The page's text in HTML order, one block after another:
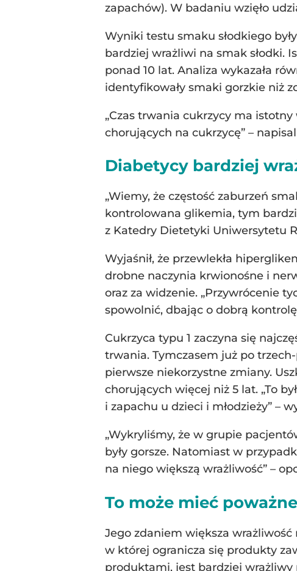
zapachów). W badaniu wzięło
Wyniki testu smaku słodkiego
bardziej wrażliwi na smak słodki.
ponad 10 lat. Analiza wykazała
identyfikowały smaki gorzkie niż
„Czas trwania cukrzycy ma
chorujących na cukrzycę” –
Diabetycy bardziej
„Wiemy, że częstość zaburzeń
kontrolowana glikemia, tym
z Katedry Dietetyki Uniwersytetu
Wyjaśnił, że przewlekła
drobne naczynia krwionośne i
oraz za widzenie. „Przywrócenie
spowolnić, dbając o dobrą
Cukrzyca typu 1 zaczyna się
trwania. Tymczasem już po
pierwsze niekorzystne zmiany.
chorujących więcej niż 5 lat. „To
i zapachu u dzieci i młodzieży” –
„Wykryliśmy, że w grupie
były gorsze. Natomiast w
na niego większą wrażliwość” –
To może mieć
Jego zdaniem większa
w której ogranicza się produkty
produktami, jest bardziej wrażliwy